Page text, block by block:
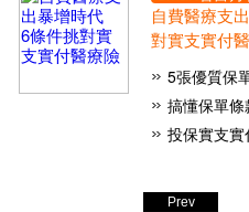
自費醫療支
對實支實付
5張優質保
搞懂保單
投保實支
Prev